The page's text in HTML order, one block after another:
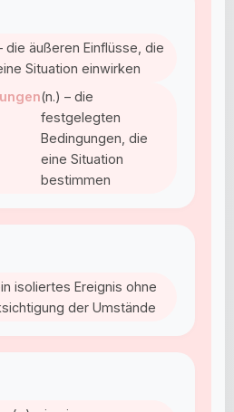
die äußeren Einflüsse, die
Situation einwirken
(n.) – die
festgelegten
Bedingungen, die
eine Situation
bestimmen
isoliertes Ereignis ohne
der Umstände